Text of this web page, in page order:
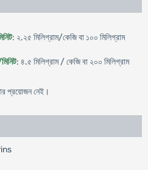
: ২.২৫ মিলিগ্রাম/কেজি বা ১০০ মিলিগ্রাম
: ৪.৫ মিলিগ্রাম / কেজি বা ২০০ মিলিগ্রাম
প্রয়োজন নেই।